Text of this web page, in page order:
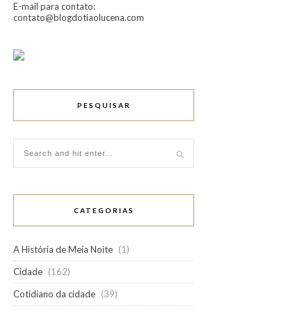
E-mail para contato:
contato@blogdotiaolucena.com
PESQUISAR
CATEGORIAS
A História de Meia Noite (1)
Cidade (162)
Cotidiano da cidade (39)